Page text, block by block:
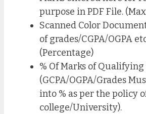
purpose in PDF File.
Scanned Color
of grades/CGPA/OGPA
(Percentage)
% Of Marks of
(GCPA/OGPA/Grades
into % as per the policy
college/University).